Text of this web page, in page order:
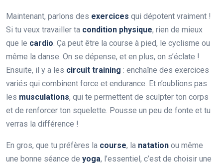
Maintenant, parlons des exercices qui dépotent vraiment !
Si tu veux travailler ta condition physique, rien de mieux
que le cardio. Ça peut être la course à pied, le cyclisme ou
même la danse. On se dépense, et en plus, on s’éclate !
Ensuite, il y a les circuit training : enchaîne des exercices
variés qui combinent force et endurance. Et n’oublions pas
les musculations, qui te permettent de sculpter ton corps
et de renforcer ton squelette. Pousse un peu de fonte et tu
verras la différence !
En gros, que tu préfères la course, la natation ou même
une bonne séance de yoga, l’essentiel, c’est de choisir une